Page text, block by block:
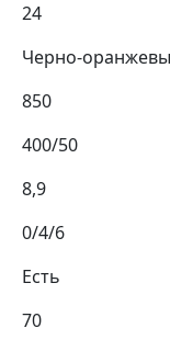
24
Черно-
850
400/50
8,9
0/4/6
Есть
70